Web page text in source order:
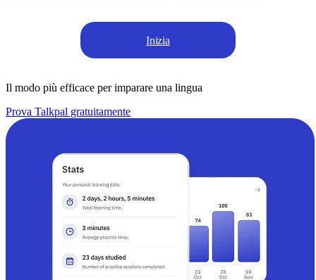
Inizia
Il modo più efficace per imparare una lingua
Prova Talkpal gratuitamente